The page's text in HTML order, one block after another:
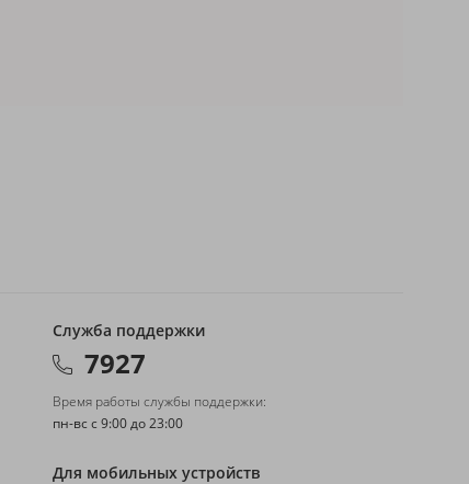
Служба поддержки
7927
Время работы службы поддержки:
пн-вс с 9:00 до 23:00
Для мобильных устройств